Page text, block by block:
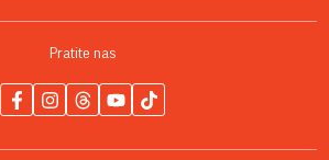
Pratite nas